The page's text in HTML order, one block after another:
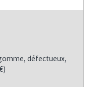
défectueux,